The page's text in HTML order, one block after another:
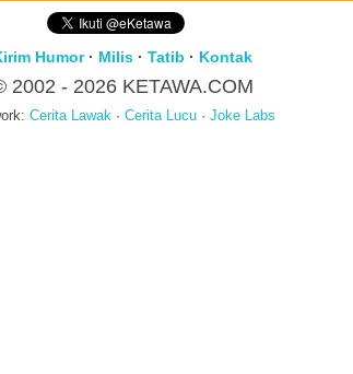
Humor· Milis · Tatib · Kontak
2002 - 2026 KETAWA.COM
Cerita Lawak · Cerita Lucu · Joke Labs